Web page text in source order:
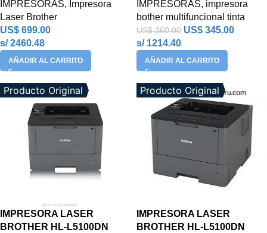
IMPRESORAS, Impresora
Laser Brother
US$ 699.00
s/ 2460.48
AÑADIR AL CARRITO
IMPRESORAS, impresora
bother multifuncional tinta
US$360.00 US$ 345.00
s/ 1214.40
AÑADIR AL CARRITO
Producto Original
IMPRESORA LASER
BROTHER HL-L5100DN
Producto Original
IMPRESORA LASER
BROTHER HL-L5100DN